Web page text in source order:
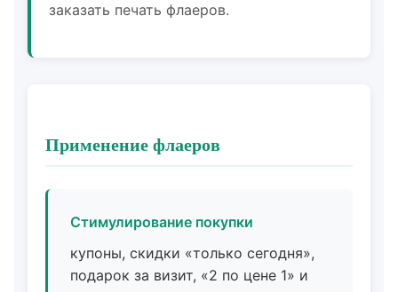
заказать печать флаеров.
Применение флаеров
Стимулирование покупки
купоны, скидки «только сегодня»,
подарок за визит, «2 по цене 1» и